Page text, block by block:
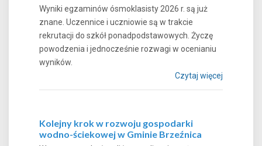
Wyniki egzaminów ósmoklasisty 2026 r. są już
znane. Uczennice i uczniowie są w trakcie
rekrutacji do szkół ponadpodstawowych. Życzę
powodzenia i jednocześnie rozwagi w ocenianiu
wyników.
Czytaj więcej
Kolejny krok w rozwoju gospodarki
wodno-ściekowej w Gminie Brzeźnica